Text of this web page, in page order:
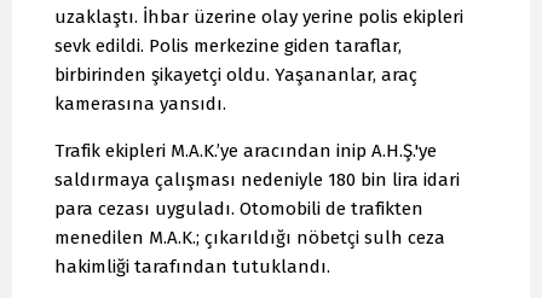
uzaklaştı. İhbar üzerine olay yerine polis ekipleri
sevk edildi. Polis merkezine giden taraflar,
birbirinden şikayetçi oldu. Yaşananlar, araç
kamerasına yansıdı.
Trafik ekipleri M.A.K.’ye aracından inip A.H.Ş.'ye
saldırmaya çalışması nedeniyle 180 bin lira idari
para cezası uyguladı. Otomobili de trafikten
menedilen M.A.K.; çıkarıldığı nöbetçi sulh ceza
hakimliği tarafından tutuklandı.